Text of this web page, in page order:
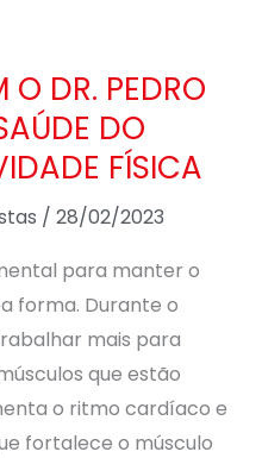
O DR. PEDRO
DO
FÍSICA
/ 28/02/2023
para manter o
forma. Durante o
mais para
que estão
o ritmo cardíaco e
fortalece o músculo